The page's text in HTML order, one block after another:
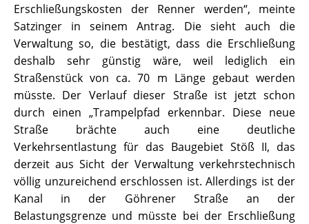
Erschließungskosten der Renner werden“, meinte
Satzinger in seinem Antrag. Die sieht auch die
Verwaltung so, die bestätigt, dass die Erschließung
deshalb sehr günstig wäre, weil lediglich ein
Straßenstück von ca. 70 m Länge gebaut werden
müsste. Der Verlauf dieser Straße ist jetzt schon
durch einen „Trampelpfad erkennbar. Diese neue
Straße brächte auch eine deutliche
Verkehrsentlastung für das Baugebiet Stöß II, das
derzeit aus Sicht der Verwaltung verkehrstechnisch
völlig unzureichend erschlossen ist. Allerdings ist der
Kanal in der Göhrener Straße an der
Belastungsgrenze und müsste bei der Erschließung